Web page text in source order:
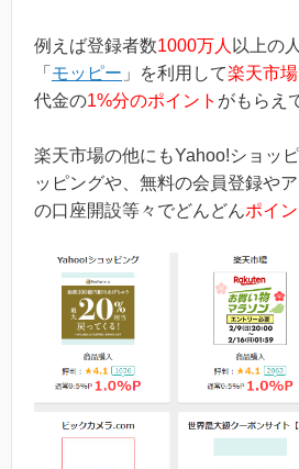
例えば登録者数1000万人 以上の
「 モッピー 」を利用して楽天市場
代金の1%分のポイント がもらえ
楽天市場の他にもYahoo!ショッ
ッピングや、無料の会員登録や
の口座開設等々でどんどんポイ